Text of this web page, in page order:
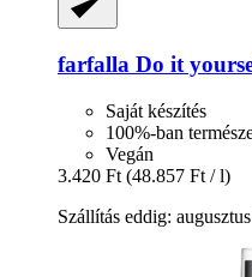
farfalla Do it
Saját készítés
100%-ban
Vegán
3.420 Ft (48.857 Ft / l)
Szállítás eddig: